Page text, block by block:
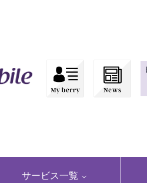
サービス一覧